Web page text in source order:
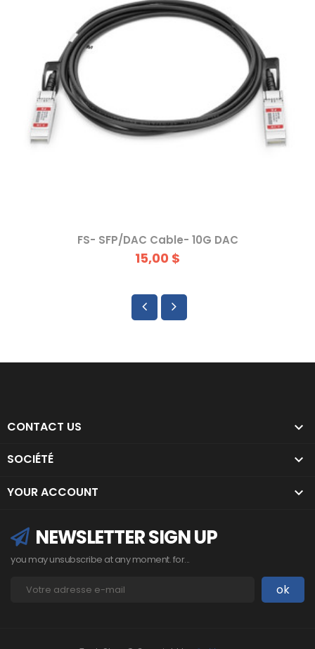
FS- SFP/DAC Cable- 10G DAC
15,00 $
CONTACT US 
SOCIÉTÉ 
YOUR ACCOUNT 
NEWSLETTER SIGN UP
you may unsubscribe at any moment. for...